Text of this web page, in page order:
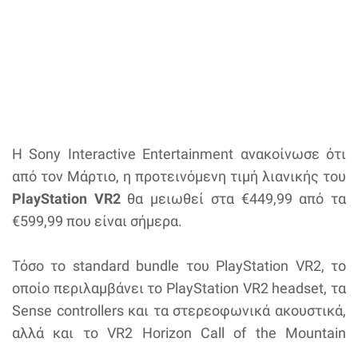
Η Sony Interactive Entertainment ανακοίνωσε ότι
από τον Μάρτιο, η προτεινόμενη τιμή λιανικής του
PlayStation VR2θα μειωθεί στα €449,99 από τα
€599,99 που είναι σήμερα.
Τόσο το standard bundle του PlayStation VR2, το
οποίο περιλαμβάνει το PlayStation VR2 headset, τα
Sense controllers και τα στερεοφωνικά ακουστικά,
αλλά και το VR2 Horizon Call of the Mountain